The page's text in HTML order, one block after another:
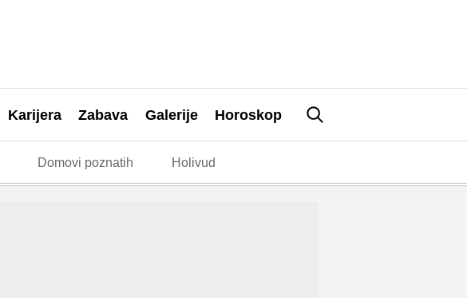
Karijera Zabava Galerije Horoskop
Domovi poznatih Holivud